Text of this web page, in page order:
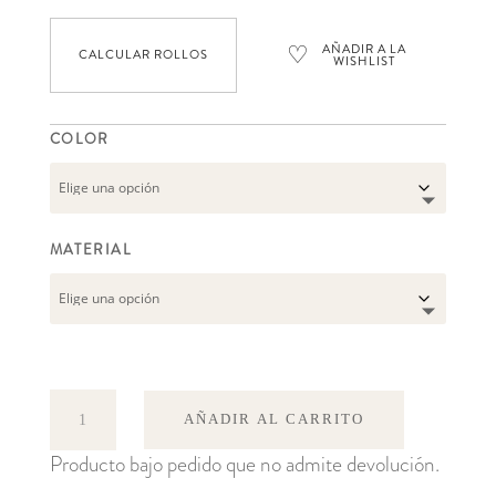
CALCULAR ROLLOS ♡ AÑADIR A LA
WISHLIST
COLOR
MATERIAL
AÑADIR AL CARRITO
Producto bajo pedido que no admite devolución.